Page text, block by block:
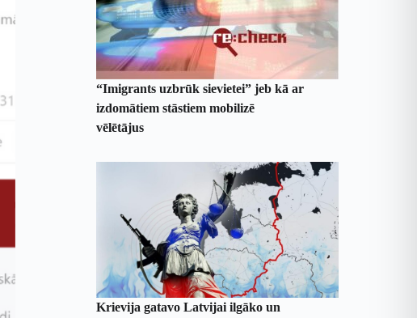
“Imigrants uzbrūk sievietei” jeb kā ar
izdomātiem stāstiem mobilizē
vēlētājus
Krievija gatavo Latvijai ilgāko un